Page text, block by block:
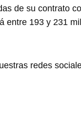
de su contrato
entre 193 y 231
redes